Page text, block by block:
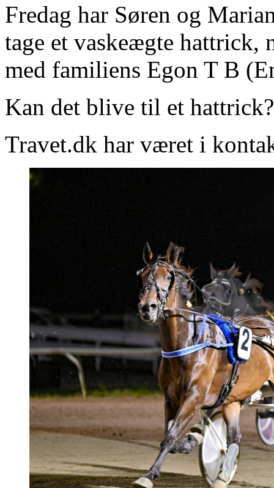
Fredag har Søren og
tage et vaskeægte hattrick,
med familiens Egon T B
Kan det blive til et hattrick?
Travet.dk har været i